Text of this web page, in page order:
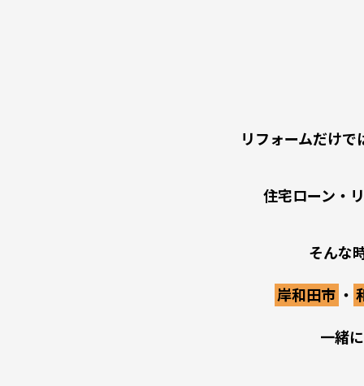
リフォームだけ
住宅ローン・
そんな
岸和田市 ・
一緒